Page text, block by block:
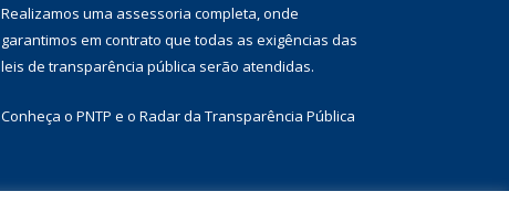
Realizamos uma assessoria completa, onde
garantimos em contrato que todas as exigências das
leis de transparência pública serão atendidas.
Conheça o PNTP e o Radar da Transparência Pública